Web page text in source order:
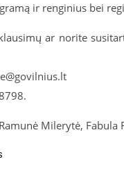
ir renginius bei
ar norite
Milerytė, Fabula